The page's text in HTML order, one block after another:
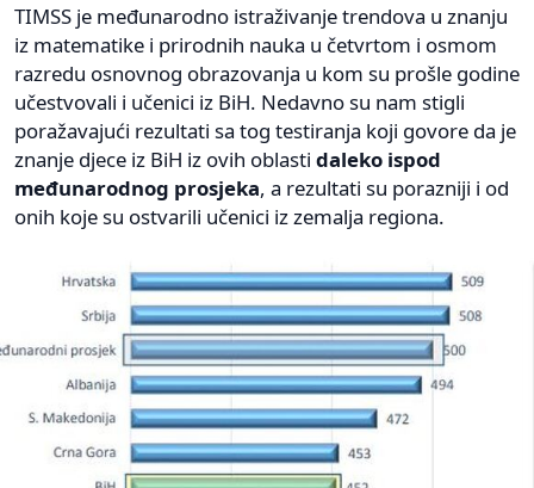
TIMSS je međunarodno istraživanje trendova u znanju
iz matematike i prirodnih nauka u četvrtom i osmom
razredu osnovnog obrazovanja u kom su prošle godine
učestvovali i učenici iz BiH. Nedavno su nam stigli
poražavajući rezultati sa tog testiranja koji govore da je
znanje djece iz BiH iz ovih oblasti daleko ispod
međunarodnog prosjeka, a rezultati su porazniji i od
onih koje su ostvarili učenici iz zemalja regiona.